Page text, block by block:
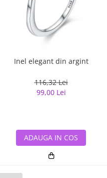
Inel elegant din argint
116,32 Lei
99,00 Lei
ADAUGA IN COS